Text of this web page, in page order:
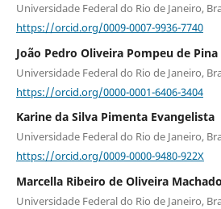
Universidade Federal do Rio de Janeiro,
https://orcid.org/0009-0007-9936-7740
João Pedro Oliveira Pompeu de Pina
Universidade Federal do Rio de Janeiro,
https://orcid.org/0000-0001-6406-3404
Karine da Silva Pimenta Evangelista
Universidade Federal do Rio de Janeiro,
https://orcid.org/0009-0000-9480-922X
Marcella Ribeiro de Oliveira Machado
Universidade Federal do Rio de Janeiro,